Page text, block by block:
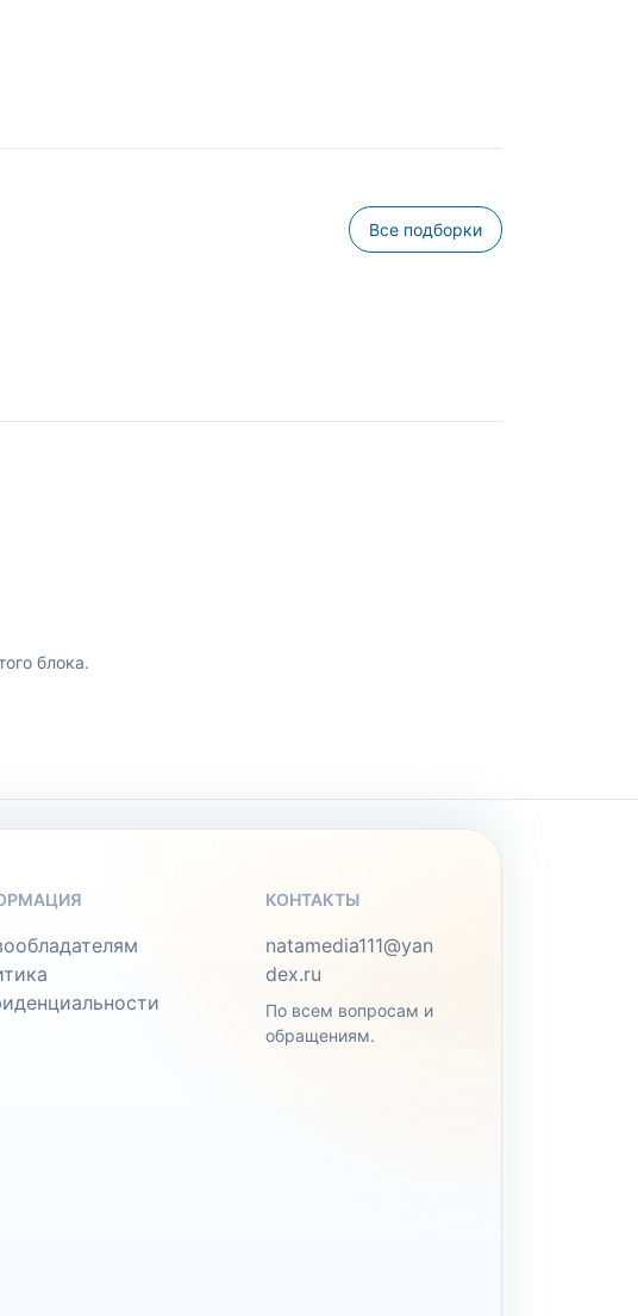
Все подборки
блока.
КОНТАКТЫ
natamedia111@yan
dex.ru
По всем вопросам и
обращениям.